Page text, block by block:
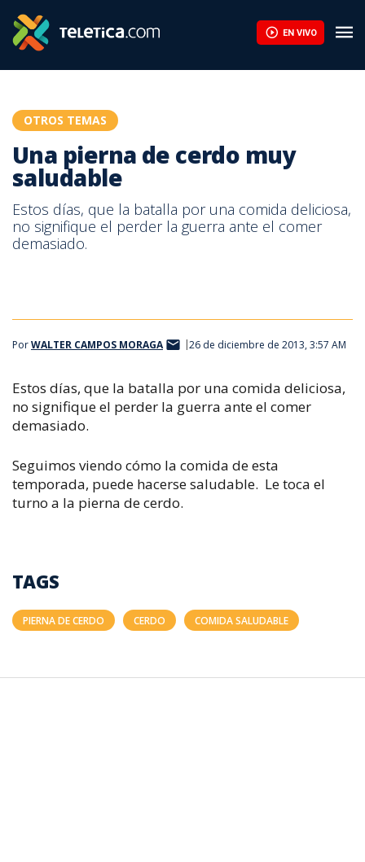
EN VIVO
OTROS TEMAS
Una pierna de cerdo muy
saludable
Estos días, que la batalla por una comida deliciosa,
no signifique el perder la guerra ante el comer
demasiado.
PorWALTER CAMPOS MORAGA 26 de diciembre de 2013, 3:57 AM
Estos días, que la batalla por una comida deliciosa,
no signifique el perder la guerra ante el comer
demasiado.
Seguimos viendo cómo la comida de esta
temporada, puede hacerse saludable. Le toca el
turno a la pierna de cerdo.
TAGS
PIERNA DE CERDO CERDO COMIDA SALUDABLE